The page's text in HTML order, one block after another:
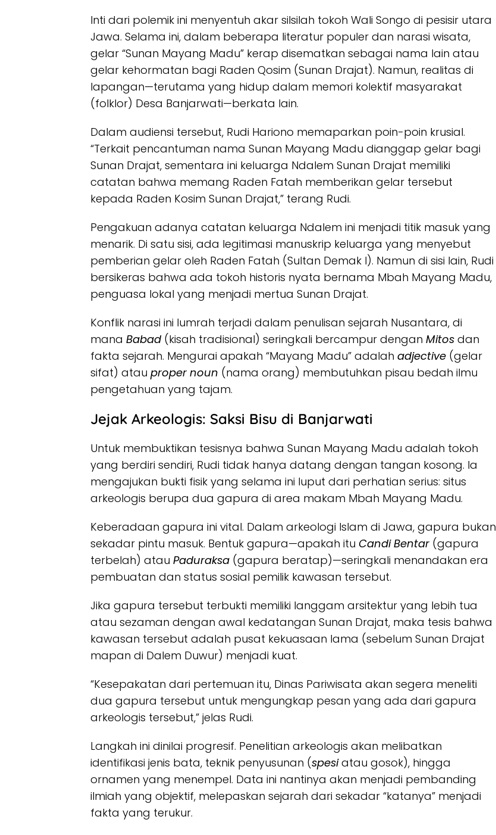
Inti dari polemik ini menyentuh akar silsilah tokoh Wali Songo di pesisir utara
Jawa. Selama ini, dalam beberapa literatur populer dan narasi wisata,
gelar “Sunan Mayang Madu” kerap disematkan sebagai nama lain atau
gelar kehormatan bagi Raden Qosim (Sunan Drajat). Namun, realitas di
lapangan—terutama yang hidup dalam memori kolektif masyarakat
(folklor) Desa Banjarwati—berkata lain.
Dalam audiensi tersebut, Rudi Hariono memaparkan poin-poin krusial.
“Terkait pencantuman nama Sunan Mayang Madu dianggap gelar bagi
Sunan Drajat, sementara ini keluarga Ndalem Sunan Drajat memiliki
catatan bahwa memang Raden Fatah memberikan gelar tersebut
kepada Raden Kosim Sunan Drajat,” terang Rudi.
Pengakuan adanya catatan keluarga Ndalem ini menjadi titik masuk yang
menarik. Di satu sisi, ada legitimasi manuskrip keluarga yang menyebut
pemberian gelar oleh Raden Fatah (Sultan Demak I). Namun di sisi lain, Rudi
bersikeras bahwa ada tokoh historis nyata bernama Mbah Mayang Madu,
penguasa lokal yang menjadi mertua Sunan Drajat.
Konflik narasi ini lumrah terjadi dalam penulisan sejarah Nusantara, di
mana Babad(kisah tradisional) seringkali bercampur dengan Mitos dan
fakta sejarah. Mengurai apakah “Mayang Madu” adalah adjective (gelar
sifat) atau proper noun (nama orang) membutuhkan pisau bedah ilmu
pengetahuan yang tajam.
Jejak Arkeologis: Saksi Bisu di Banjarwati
Untuk membuktikan tesisnya bahwa Sunan Mayang Madu adalah tokoh
yang berdiri sendiri, Rudi tidak hanya datang dengan tangan kosong. Ia
mengajukan bukti fisik yang selama ini luput dari perhatian serius: situs
arkeologis berupa dua gapura di area makam Mbah Mayang Madu.
Keberadaan gapura ini vital. Dalam arkeologi Islam di Jawa, gapura bukan
sekadar pintu masuk. Bentuk gapura—apakah itu Candi Bentar (gapura
terbelah) atau Paduraksa (gapura beratap)—seringkali menandakan era
pembuatan dan status sosial pemilik kawasan tersebut.
Jika gapura tersebut terbukti memiliki langgam arsitektur yang lebih tua
atau sezaman dengan awal kedatangan Sunan Drajat, maka tesis bahwa
kawasan tersebut adalah pusat kekuasaan lama (sebelum Sunan Drajat
mapan di Dalem Duwur) menjadi kuat.
“Kesepakatan dari pertemuan itu, Dinas Pariwisata akan segera meneliti
dua gapura tersebut untuk mengungkap pesan yang ada dari gapura
arkeologis tersebut,” jelas Rudi.
Langkah ini dinilai progresif. Penelitian arkeologis akan melibatkan
identifikasi jenis bata, teknik penyusunan (spesiatau gosok), hingga
ornamen yang menempel. Data ini nantinya akan menjadi pembanding
ilmiah yang objektif, melepaskan sejarah dari sekadar “katanya” menjadi
fakta yang terukur.